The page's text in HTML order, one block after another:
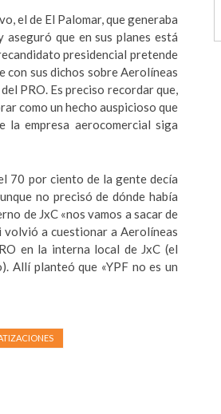
el de El Palomar, que generaba
que en sus planes está
presidencial pretende
con sus dichos sobre Aerolíneas
PRO. Es preciso recordar que,
como un hecho auspicioso que
la empresa aerocomercial siga
70 por ciento de la gente decía
no precisó de dónde había
de JxC «nos vamos a sacar de
a cuestionar a Aerolíneas
en la interna local de JxC (el
Allí planteó que «YPF no es un